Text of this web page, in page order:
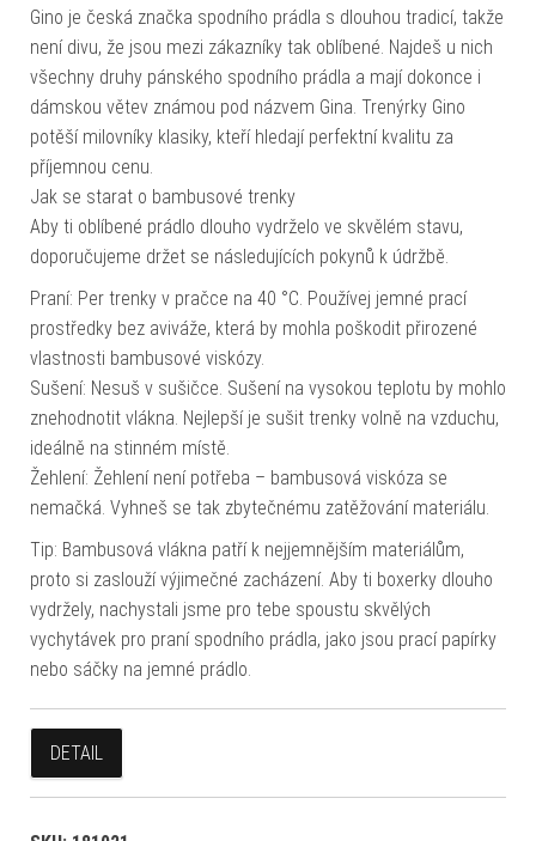
Gino je česká značka spodního prádla s dlouhou tradicí, takže
není divu, že jsou mezi zákazníky tak oblíbené. Najdeš u nich
všechny druhy pánského spodního prádla a mají dokonce i
dámskou větev známou pod názvem Gina. Trenýrky Gino
potěší milovníky klasiky, kteří hledají perfektní kvalitu za
příjemnou cenu.
Jak se starat o bambusové trenky
Aby ti oblíbené prádlo dlouho vydrželo ve skvělém stavu,
doporučujeme držet se následujících pokynů k údržbě.
Praní: Per trenky v pračce na 40 °C. Používej jemné prací
prostředky bez aviváže, která by mohla poškodit přirozené
vlastnosti bambusové viskózy.
Sušení: Nesuš v sušičce. Sušení na vysokou teplotu by mohlo
znehodnotit vlákna. Nejlepší je sušit trenky volně na vzduchu,
ideálně na stinném místě.
Žehlení: Žehlení není potřeba – bambusová viskóza se
nemačká. Vyhneš se tak zbytečnému zatěžování materiálu.
Tip: Bambusová vlákna patří k nejjemnějším materiálům,
proto si zaslouží výjimečné zacházení. Aby ti boxerky dlouho
vydržely, nachystali jsme pro tebe spoustu skvělých
vychytávek pro praní spodního prádla, jako jsou prací papírky
nebo sáčky na jemné prádlo.
DETAIL